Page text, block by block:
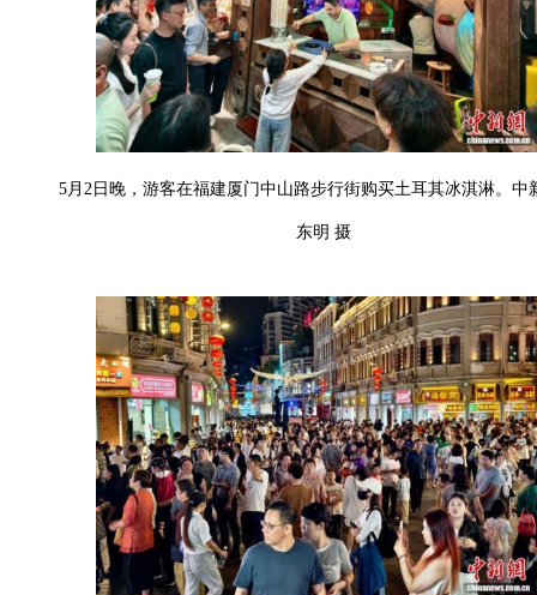
5月2日晚，游客在福建厦门中山路步行街购买土耳其冰淇淋。中
东明 摄